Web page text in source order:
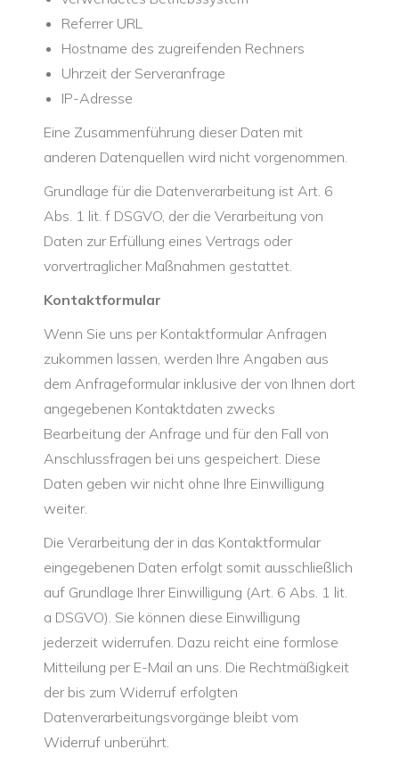
Referrer URL
Hostname des zugreifenden Rechners
Uhrzeit der Serveranfrage
IP-Adresse
Eine Zusammenführung dieser Daten mit
anderen Datenquellen wird nicht vorgenommen.
Grundlage für die Datenverarbeitung ist Art. 6
Abs. 1 lit. f DSGVO, der die Verarbeitung von
Daten zur Erfüllung eines Vertrags oder
vorvertraglicher Maßnahmen gestattet.
Kontaktformular
Wenn Sie uns per Kontaktformular Anfragen
zukommen lassen, werden Ihre Angaben aus
dem Anfrageformular inklusive der von Ihnen dort
angegebenen Kontaktdaten zwecks
Bearbeitung der Anfrage und für den Fall von
Anschlussfragen bei uns gespeichert. Diese
Daten geben wir nicht ohne Ihre Einwilligung
weiter.
Die Verarbeitung der in das Kontaktformular
eingegebenen Daten erfolgt somit ausschließlich
auf Grundlage Ihrer Einwilligung (Art. 6 Abs. 1 lit.
a DSGVO). Sie können diese Einwilligung
jederzeit widerrufen. Dazu reicht eine formlose
Mitteilung per E-Mail an uns. Die Rechtmäßigkeit
der bis zum Widerruf erfolgten
Datenverarbeitungsvorgänge bleibt vom
Widerruf unberührt.